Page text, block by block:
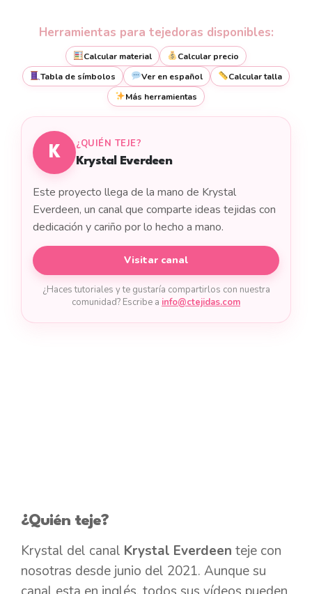
Herramientas para tejedoras disponibles:
Calcular material
Calcular precio
Tabla de símbolos
Ver en español
Calcular talla
Más herramientas
K
¿QUIÉN TEJE?
Krystal Everdeen
Este proyecto llega de la mano de Krystal
Everdeen, un canal que comparte ideas tejidas con
dedicación y cariño por lo hecho a mano.
Visitar canal
¿Haces tutoriales y te gustaría compartirlos con nuestra
comunidad? Escribe a info@ctejidas.com
¿Quién teje?
Krystal del canal Krystal Everdeen teje con
nosotras desde junio del 2021. Aunque su